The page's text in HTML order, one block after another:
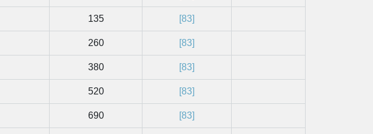
135 [83]
260 [83]
380 [83]
520 [83]
690 [83]